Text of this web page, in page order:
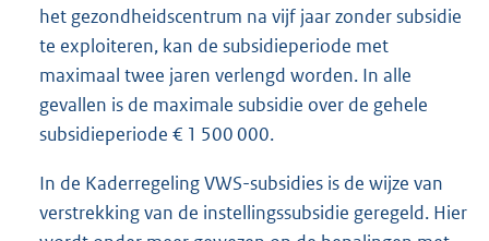
het gezondheidscentrum na vijf jaar zonder subsidie
te exploiteren, kan de subsidieperiode met
maximaal twee jaren verlengd worden. In alle
gevallen is de maximale subsidie over de gehele
subsidieperiode € 1 500 000.
In de Kaderregeling VWS-subsidies is de wijze van
verstrekking van de instellingssubsidie geregeld. Hier